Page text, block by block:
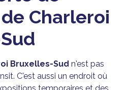
Charleroi
Bruxelles-Sud n'est pas
C'est aussi un endroit où